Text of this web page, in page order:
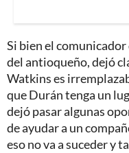
Si bien el
del antioqueño, dejó
Watkins es
que Durán tenga un
dejó pasar algunas
de ayudar a un
eso no va a suceder y